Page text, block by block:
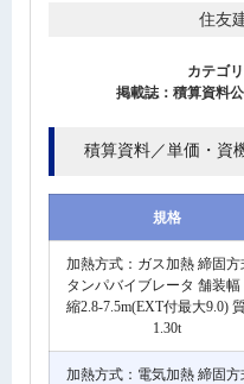
住友
カテゴリ
掲載誌：積算資料
積算資料／単価・資
規格
加熱方式：ガス加熱 締固方
タンパバイブレータ 舗装幅
縮2.8-7.5m(EXT付最大9.0)
1.30t
加熱方式：電気加熱 締固方